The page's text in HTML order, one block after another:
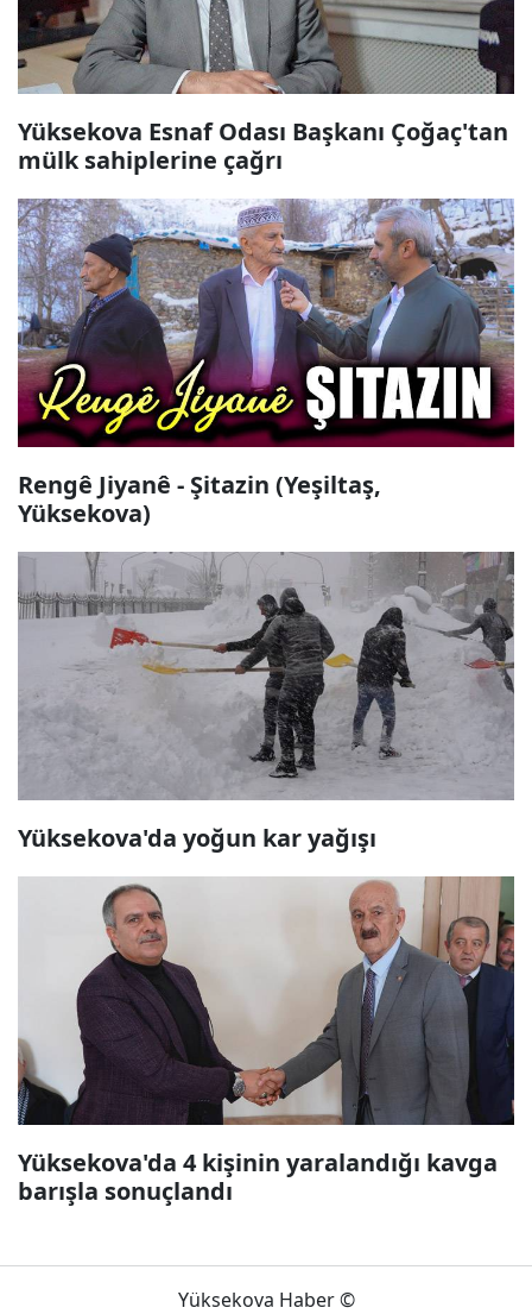
Yüksekova Esnaf Odası Başkanı Çoğaç'tan
mülk sahiplerine çağrı
Rengê Jiyanê - Şitazin (Yeşiltaş,
Yüksekova)
Yüksekova'da yoğun kar yağışı
Yüksekova'da 4 kişinin yaralandığı kavga
barışla sonuçlandı
Yüksekova Haber ©